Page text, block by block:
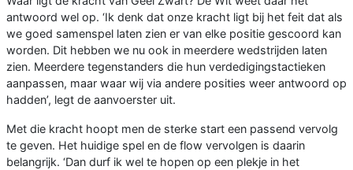
antwoord wel op. ‘Ik denk dat onze kracht ligt bij het feit dat als
we goed samenspel laten zien er van elke positie gescoord kan
worden. Dit hebben we nu ook in meerdere wedstrijden laten
zien. Meerdere tegenstanders die hun verdedigingstactieken
aanpassen, maar waar wij via andere posities weer antwoord op
hadden’, legt de aanvoerster uit.
Met die kracht hoopt men de sterke start een passend vervolg
te geven. Het huidige spel en de flow vervolgen is daarin
belangrijk. ‘Dan durf ik wel te hopen op een plekje in het